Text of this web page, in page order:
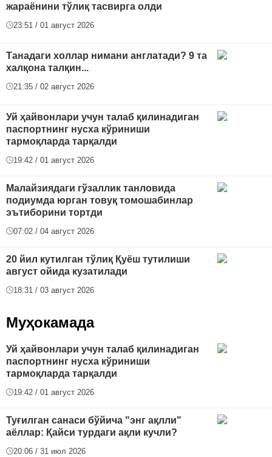
жараёнини тўлиқ тасвирга олди
23:51 / 01 август 2026
Танадаги холлар нимани англатади? 9 та
халқона талқин...
21:35 / 02 август 2026
Уй ҳайвонлари учун талаб қилинадиган
паспортнинг нусха кўриниши
тармоқларда тарқалди
19:42 / 01 август 2026
Малайзиядаги гўзаллик танловида
подиумда юрган товуқ томошабинлар
эътиборини тортди
07:02 / 04 август 2026
20 йил кутилган тўлиқ Қуёш тутилиши
август ойида кузатилади
18:31 / 03 август 2026
Муҳокамада
Уй ҳайвонлари учун талаб қилинадиган
паспортнинг нусха кўриниши
тармоқларда тарқалди
19:42 / 01 август 2026
Туғилган санаси бўйича "энг ақлли"
аёллар: Қайси турдаги ақли кучли?
20:06 / 31 июл 2026